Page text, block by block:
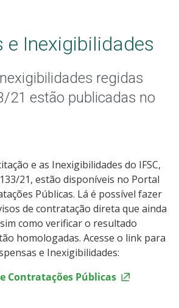
e Inexigibilidades
regidas
21 estão publicadas no
e as Inexigibilidades do IFSC,
21, estão disponíveis no Portal
Públicas. Lá é possível fazer
de contratação direta que ainda
como verificar o resultado
homologadas. Acesse o link para
e Inexigibilidades:
Contratações Públicas